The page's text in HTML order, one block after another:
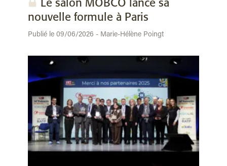
Le salon MOBCO lance sa
nouvelle formule à Paris
Publié le 09/06/2026 - Marie-Hélène Poingt